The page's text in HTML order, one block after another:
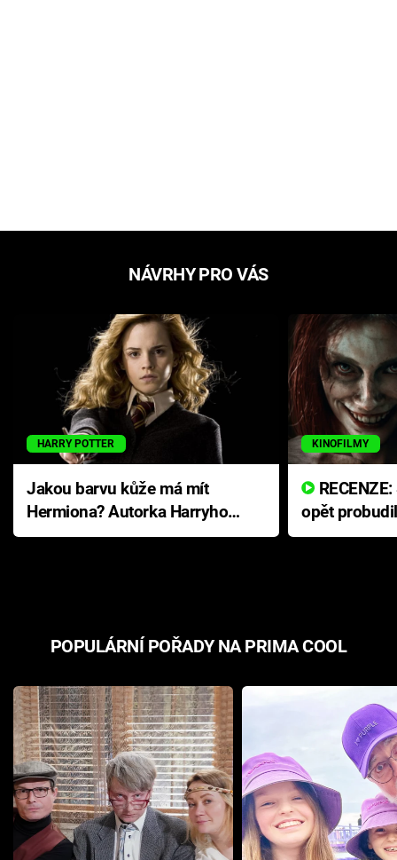
NÁVRHY PRO VÁS
HARRY POTTER
Jakou barvu kůže má mít
Hermiona? Autorka Harryho
Pottera přišla s ráznou
KINOFILMY
opět
přichází s
POPULÁRNÍ POŘADY NA PRIMA COOL